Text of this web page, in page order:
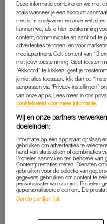
in de liveaction remake van
eigen prins Eric.
DUURDE TWEE
Fotograaf Daniel Tam kwam
manier om het beeld in mijn
Daniel maakte zelf alle
voor onderwatergebruik. Het
meer dan twee jaar.
Harry Styles toch níet prins
NET
Toen alle voorbereidingen
contact met Natural en
Deze informatie combineren we met
zoals wanneer je een account
media te analyseren en onze
kunnen we, als je hier toestemming
content, communicatie en aanbod te
advertenties te tonen, en voor
mediapartners. Ook content van 13
met jouw toestemming. Geef
"Akkoord" te klikken, geef je
je niet alles toestaan, klik dan op
aanpassen via “Privacy-instellingen”
van onze apps. Lees meer in ons
cookiebeleid voor meer informatie.
Wij en onze partners
doeleinden:
Informatie op een apparaat opslaan
gebruiken om advertenties te
hand van statistieken of combinaties
Profielen aanmaken ten behoeve van
Contentprestaties meten. Diensten
gebruiken voor de selectie van
gegevens gebruiken om content te
personalisatie van content. Profielen
gepersonaliseerde content. De
Derde partijen lijst